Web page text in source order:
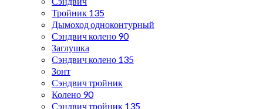
Тройник 135
Дымоход одноконтурный
Сэндвич колено 90
Заглушка
Сэндвич колено 135
Зонт
Сэндвич тройник
Колено 90
Сэндвич тройник 135